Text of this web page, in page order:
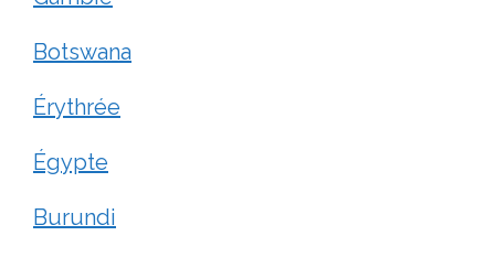
Botswana
Érythrée
Égypte
Burundi